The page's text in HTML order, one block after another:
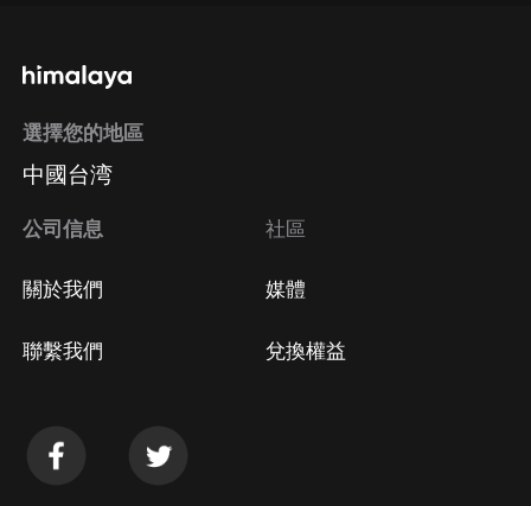
選擇您的地區
中國台湾
公司信息
關於我們
聯繫我們
社區
媒體
兌換權益